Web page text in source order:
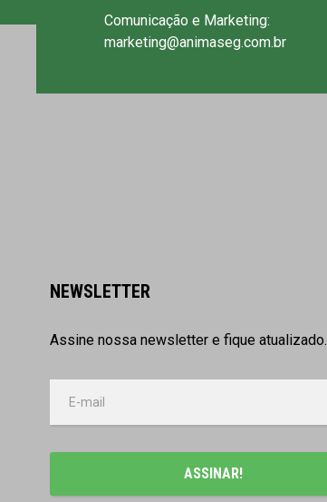
Comunicação e Marketing:
marketing@animaseg.com.br
NEWSLETTER
Assine nossa newsletter e fique atualizado.